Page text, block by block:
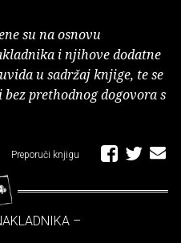
su na osnovu
i njihove dodatne
u sadržaj knjige, te se
prethodnog dogovora s
Preporuči knjigu
–